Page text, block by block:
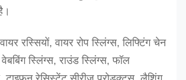
रस्सियों, वायर रोप स्लिंग्स, लिफ्टिंग चेन
स्लिंग्स, राउंड स्लिंग्स, फॉल